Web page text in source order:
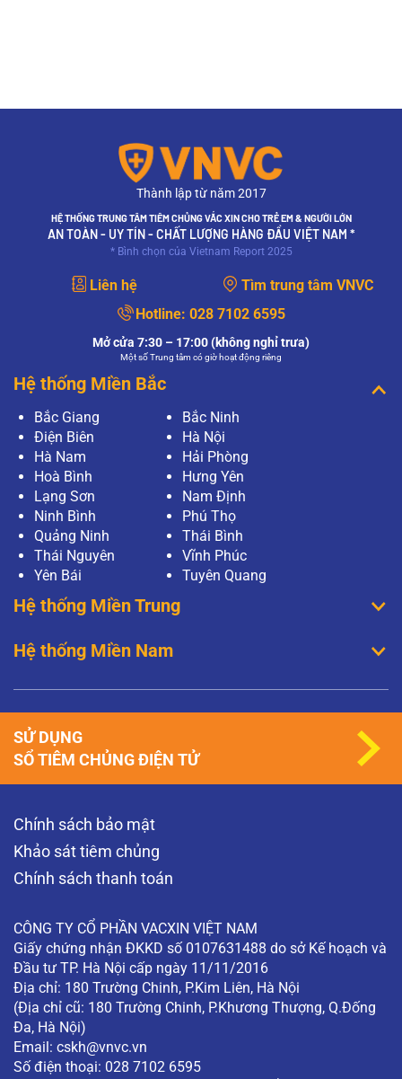
Thành lập từ năm 2017
HỆ THỐNG TRUNG TÂM TIÊM CHỦNG VẮC XIN CHO TRẺ EM & NGƯỜI LỚN
AN TOÀN - UY TÍN - CHẤT LƯỢNG HÀNG ĐẦU VIỆT NAM *
* Bình chọn của Vietnam Report 2025
Liên hệ
Tìm trung tâm VNVC
Hotline: 028 7102 6595
Mở cửa 7:30 – 17:00 (không nghỉ trưa)
Một số Trung tâm có giờ hoạt động riêng
Hệ thống Miền Bắc
Bắc Giang
Bắc Ninh
Điện Biên
Hà Nội
Hà Nam
Hải Phòng
Hoà Bình
Hưng Yên
Lạng Sơn
Nam Định
Ninh Bình
Phú Thọ
Quảng Ninh
Thái Bình
Thái Nguyên
Vĩnh Phúc
Yên Bái
Tuyên Quang
Hệ thống Miền Trung
Hệ thống Miền Nam
Chính sách bảo mật
Khảo sát tiêm chủng
Chính sách thanh toán
CÔNG TY CỔ PHẦN VACXIN VIỆT NAM
Giấy chứng nhận ĐKKD số 0107631488 do sở Kế hoạch và
Đầu tư TP. Hà Nội cấp ngày 11/11/2016
Địa chỉ: 180 Trường Chinh, P.Kim Liên, Hà Nội
(Địa chỉ cũ: 180 Trường Chinh, P.Khương Thượng, Q.Đống
Đa, Hà Nội)
Email: cskh@vnvc.vn
Số điện thoại: 028 7102 6595
SỬ DỤNG
SỔ TIÊM CHỦNG ĐIỆN TỬ